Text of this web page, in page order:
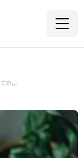
У WhatsApp з’явилися канали. Україна – серед перших 9 країн